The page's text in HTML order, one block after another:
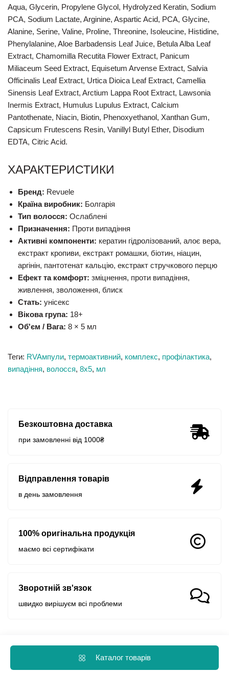
Aqua, Glycerin, Propylene Glycol, Hydrolyzed Keratin, Sodium
PCA, Sodium Lactate, Arginine, Aspartic Acid, PCA, Glycine,
Alanine, Serine, Valine, Proline, Threonine, Isoleucine, Histidine,
Phenylalanine, Aloe Barbadensis Leaf Juice, Betula Alba Leaf
Extract, Chamomilla Recutita Flower Extract, Panicum
Miliaceum Seed Extract, Equisetum Arvense Extract, Salvia
Officinalis Leaf Extract, Urtica Dioica Leaf Extract, Camellia
Sinensis Leaf Extract, Arctium Lappa Root Extract, Lawsonia
Inermis Extract, Humulus Lupulus Extract, Calcium
Pantothenate, Niacin, Biotin, Phenoxyethanol, Xanthan Gum,
Capsicum Frutescens Resin, Vanillyl Butyl Ether, Disodium
EDTA, Citric Acid.
ХАРАКТЕРИСТИКИ
Бренд: Revuele
Країна виробник: Болгарія
Тип волосся: Ослаблені
Призначення: Проти випадіння
Активні компоненти: кератин гідролізований, алоє вера,
екстракт кропиви, екстракт ромашки, біотин, ніацин,
аргінін, пантотенат кальцію, екстракт стручкового перцю
Ефект та комфорт: зміцнення, проти випадіння,
живлення, зволоження, блиск
Стать: унісекс
Вікова група: 18+
Об'єм / Вага: 8 × 5 мл
Теги: RVAмпули, термоактивний, комплекс, профілактика,
випадіння, волосся, 8х5, мл
Безкоштовна доставка
при замовленні від 1000₴
Відправлення товарів
в день замовлення
100% оригінальна продукція
маємо всі сертифікати
Зворотній зв'язок
швидко вирішуєм всі проблеми
Каталог товарів